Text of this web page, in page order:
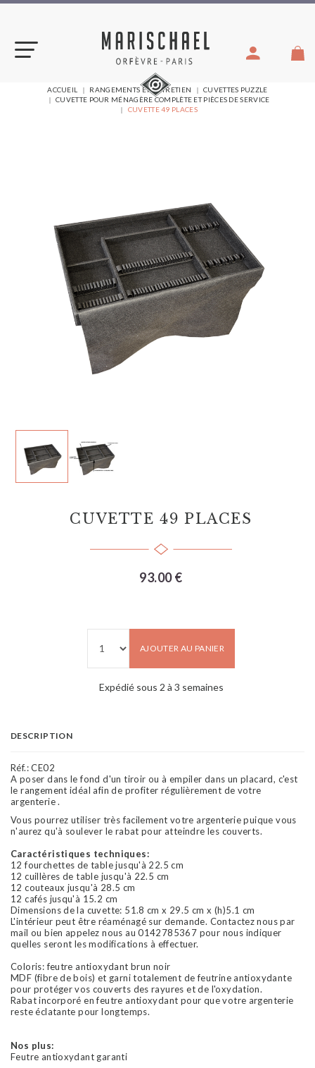
Aller
VOUS
ÊTES
ICI :
ACCUEIL RANGEMENTS ET ENTRETIEN
CUVETTES PUZZLE
CUVETTE POUR MÉNAGÈRE COMPLÈTE ET PIÈCES DE SERVICE
CUVETTE 49 PLACES
CUVETTE 49 PLACES
93.00 €
AJOUTER AU PANIER
Expédié sous 2 à 3 semaines
DESCRIPTION
Réf.:CE02
A poser dans le fond d'un tiroir ou à empiler dans un placard, c'est
le rangement idéal afin de profiter régulièrement de votre
argenterie .
Vous pourrez utiliser très facilement votre argenterie puique vous
n'aurez qu'à soulever le rabat pour atteindre les couverts.
Caractéristiques techniques:
12 fourchettes de table jusqu'à 22.5 cm
12 cuillères de table jusqu'à 22.5 cm
12 couteaux jusqu'à 28.5 cm
12 cafés jusqu'à 15.2 cm
Dimensions de la cuvette: 51.8 cm x 29.5 cm x (h)5.1 cm
L'intérieur peut être réaménagé sur demande. Contactez nous par
mail ou bien appelez nous au 0142785367 pour nous indiquer
quelles seront les modifications à effectuer.
Coloris: feutre antioxydant brun noir
MDF (fibre de bois) et garni totalement de feutrine antioxydante
pour protéger vos couverts des rayures et de l'oxydation.
Rabat incorporé en feutre antioxydant pour que votre argenterie
reste éclatante pour longtemps.
Nos plus:
Feutre antioxydant garanti